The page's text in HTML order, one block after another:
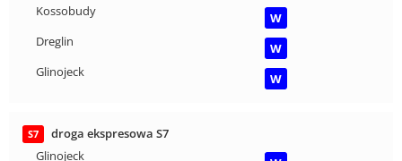
Kossobudy
W
Dreglin
W
Glinojeck
W
S7
droga ekspresowa S7
Glinojeck